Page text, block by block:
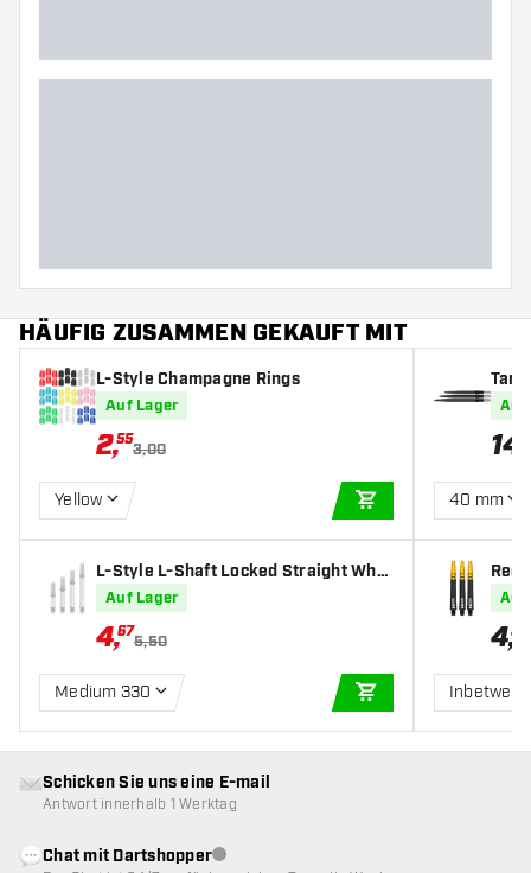
HÄUFIG ZUSAMMEN GEKAUFT MIT
L-Style Champagne Rings
Auf Lager
2,55
3,00
Yellow
IN DEN
L-Style L-Shaft Locked Straight Whit
e - Dart Shafts
Auf Lager
4,67
5,50
Medium 330
IN DEN
Auf
14
40 mm
Red
art
Auf
4,50
Inbetween
Schicken Sie uns eine E-mail
Antwort innerhalb 1 Werktag
Chat mit DartshopperKundenservice nicht verfügbar